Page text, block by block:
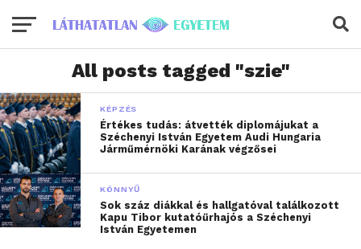
All posts tagged "szie"
KÉPZÉS
Értékes tudás: átvették diplomájukat a
Széchenyi István Egyetem Audi Hungaria
Járműmérnöki Karának végzősei
KÖNNYŰ
Sok száz diákkal és hallgatóval találkozott
Kapu Tibor kutatóűrhajós a Széchenyi
István Egyetemen